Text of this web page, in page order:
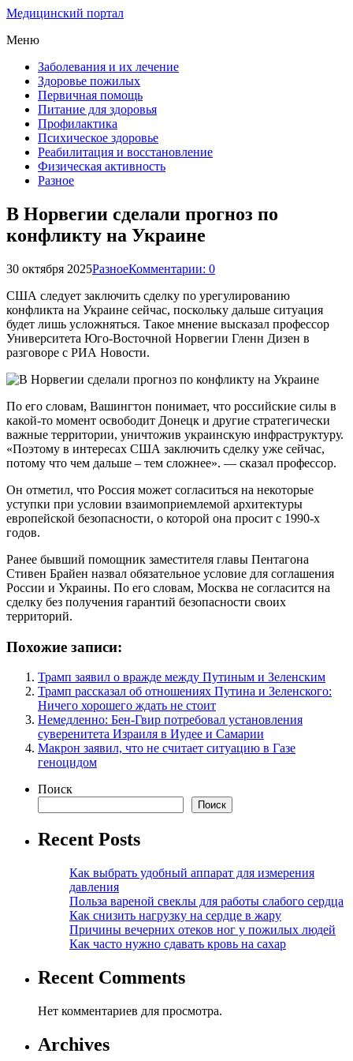
Медицинский портал
Меню
Заболевания и их лечение
Здоровье пожилых
Первичная помощь
Питание для здоровья
Профилактика
Психическое здоровье
Реабилитация и восстановление
Физическая активность
Разное
В Норвегии сделали прогноз по
конфликту на Украине
30 октября 2025РазноеКомментарии: 0
США следует заключить сделку по урегулированию
конфликта на Украине сейчас, поскольку дальше ситуация
будет лишь усложняться. Такое мнение высказал профессор
Университета Юго-Восточной Норвегии Гленн Дизен в
разговоре с РИА Новости.
По его словам, Вашингтон понимает, что российские силы в
какой-то момент освободит Донецк и другие стратегически
важные территории, уничтожив украинскую инфраструктуру.
«Поэтому в интересах США заключить сделку уже сейчас,
потому что чем дальше – тем сложнее». — сказал профессор.
Он отметил, что Россия может согласиться на некоторые
уступки при условии взаимоприемлемой архитектуры
европейской безопасности, о которой она просит с 1990-х
годов.
Ранее бывший помощник заместителя главы Пентагона
Стивен Брайен назвал обязательное условие для соглашения
России и Украины. По его словам, Москва не согласится на
сделку без получения гарантий безопасности своих
территорий.
Похожие записи:
Трамп заявил о вражде между Путиным и Зеленским
Трамп рассказал об отношениях Путина и Зеленского:
Ничего хорошего ждать не стоит
Немедленно: Бен-Гвир потребовал установления
суверенитета Израиля в Иудее и Самарии
Макрон заявил, что не считает ситуацию в Газе
геноцидом
Поиск
Поиск
Recent Posts
Как выбрать удобный аппарат для измерения
давления
Польза вареной свеклы для работы слабого сердца
Как снизить нагрузку на сердце в жару
Причины вечерних отеков ног у пожилых людей
Как часто нужно сдавать кровь на сахар
Recent Comments
Нет комментариев для просмотра.
Archives